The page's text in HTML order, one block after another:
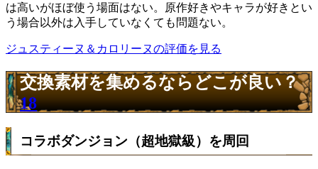
は高いがほぼ使う場面はない。原作好きやキャラが好きとい
う場合以外は入手していなくても問題ない。
ジュスティーヌ＆カロリーヌの評価を見る
交換素材を集めるならどこが良い？
18
コラボダンジョン（超地獄級）を周回